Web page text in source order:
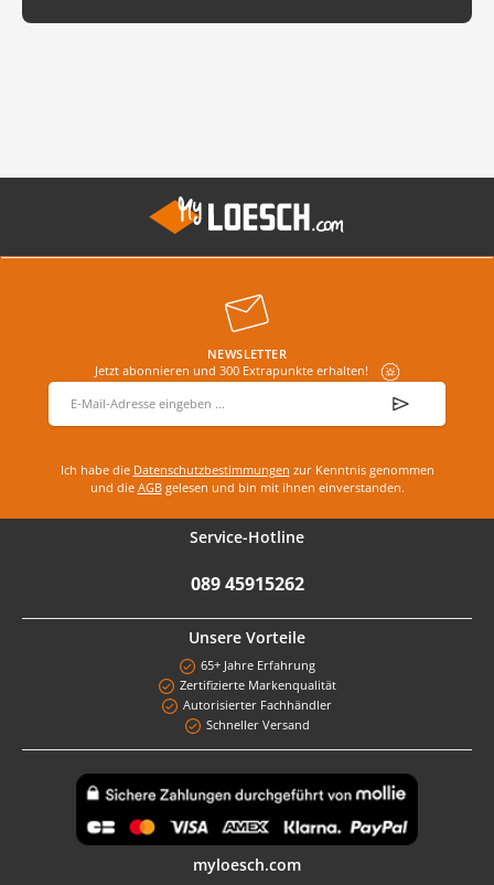
NEWSLETTER
Jetzt abonnieren und 300 Extrapunkte erhalten!
E-Mail-Adresse
Ich habe die Datenschutzbestimmungen zur Kenntnis genommen
und die AGBgelesen und bin mit ihnen einverstanden.
Service-Hotline
089 45915262
Unsere Vorteile
65+ Jahre Erfahrung
Zertifizierte Markenqualität
Autorisierter Fachhändler
Schneller Versand
myloesch.com